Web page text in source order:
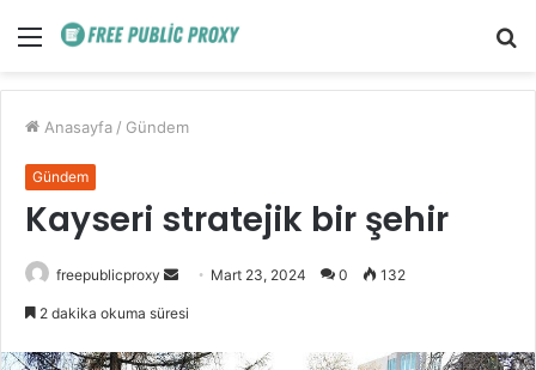
Menü
Anasayfa / Gündem
Gündem
Kayseri stratejik bir şehir
freepublicproxy
Bir
göndermek
Mart 23, 2024 0 132
2 dakika okuma süresi